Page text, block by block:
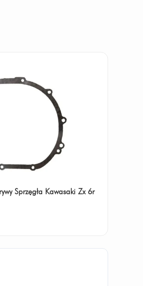
Sprzęgła Kawasaki Zx 6r